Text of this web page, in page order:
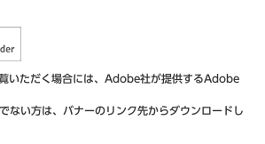
いただく場合には、Adobe社が提供するAdobe
ない方は、バナーのリンク先からダウンロードし